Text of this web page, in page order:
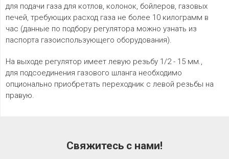
для подачи газа для котлов, колонок, бойлеров, газовых
печей, требующих расход газа не более 10 килограмм в
час (данные по подбору регулятора можно узнать из
паспорта газоиспользующего оборудования).
На выходе регулятор имеет левую резьбу 1/2 - 15 мм.,
для подсоединения газового шланга необходимо
опционально приобретать переходник с левой резьбы на
правую.
Свяжитесь с нами!